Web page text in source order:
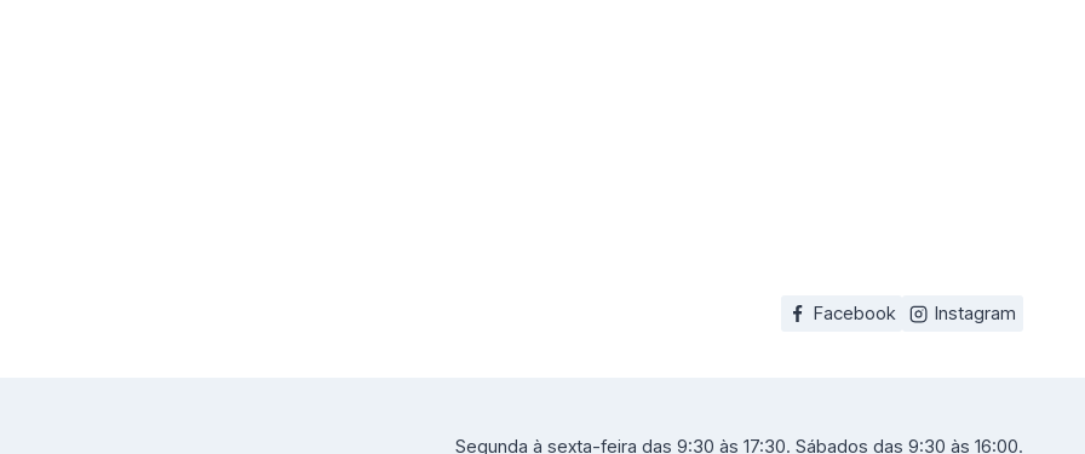
Facebook Instagram
Segunda à sexta-feira das 9:30 às 17:30. Sábados das 9:30 às 16:00.